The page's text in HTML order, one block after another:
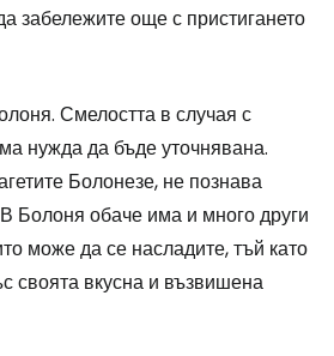
забележите още с пристигането
Смелостта в случая с
нужда да бъде уточнявана.
Болонезе, не познава
Болоня обаче има и много други
може да се насладите, тъй като
своята вкусна и възвишена